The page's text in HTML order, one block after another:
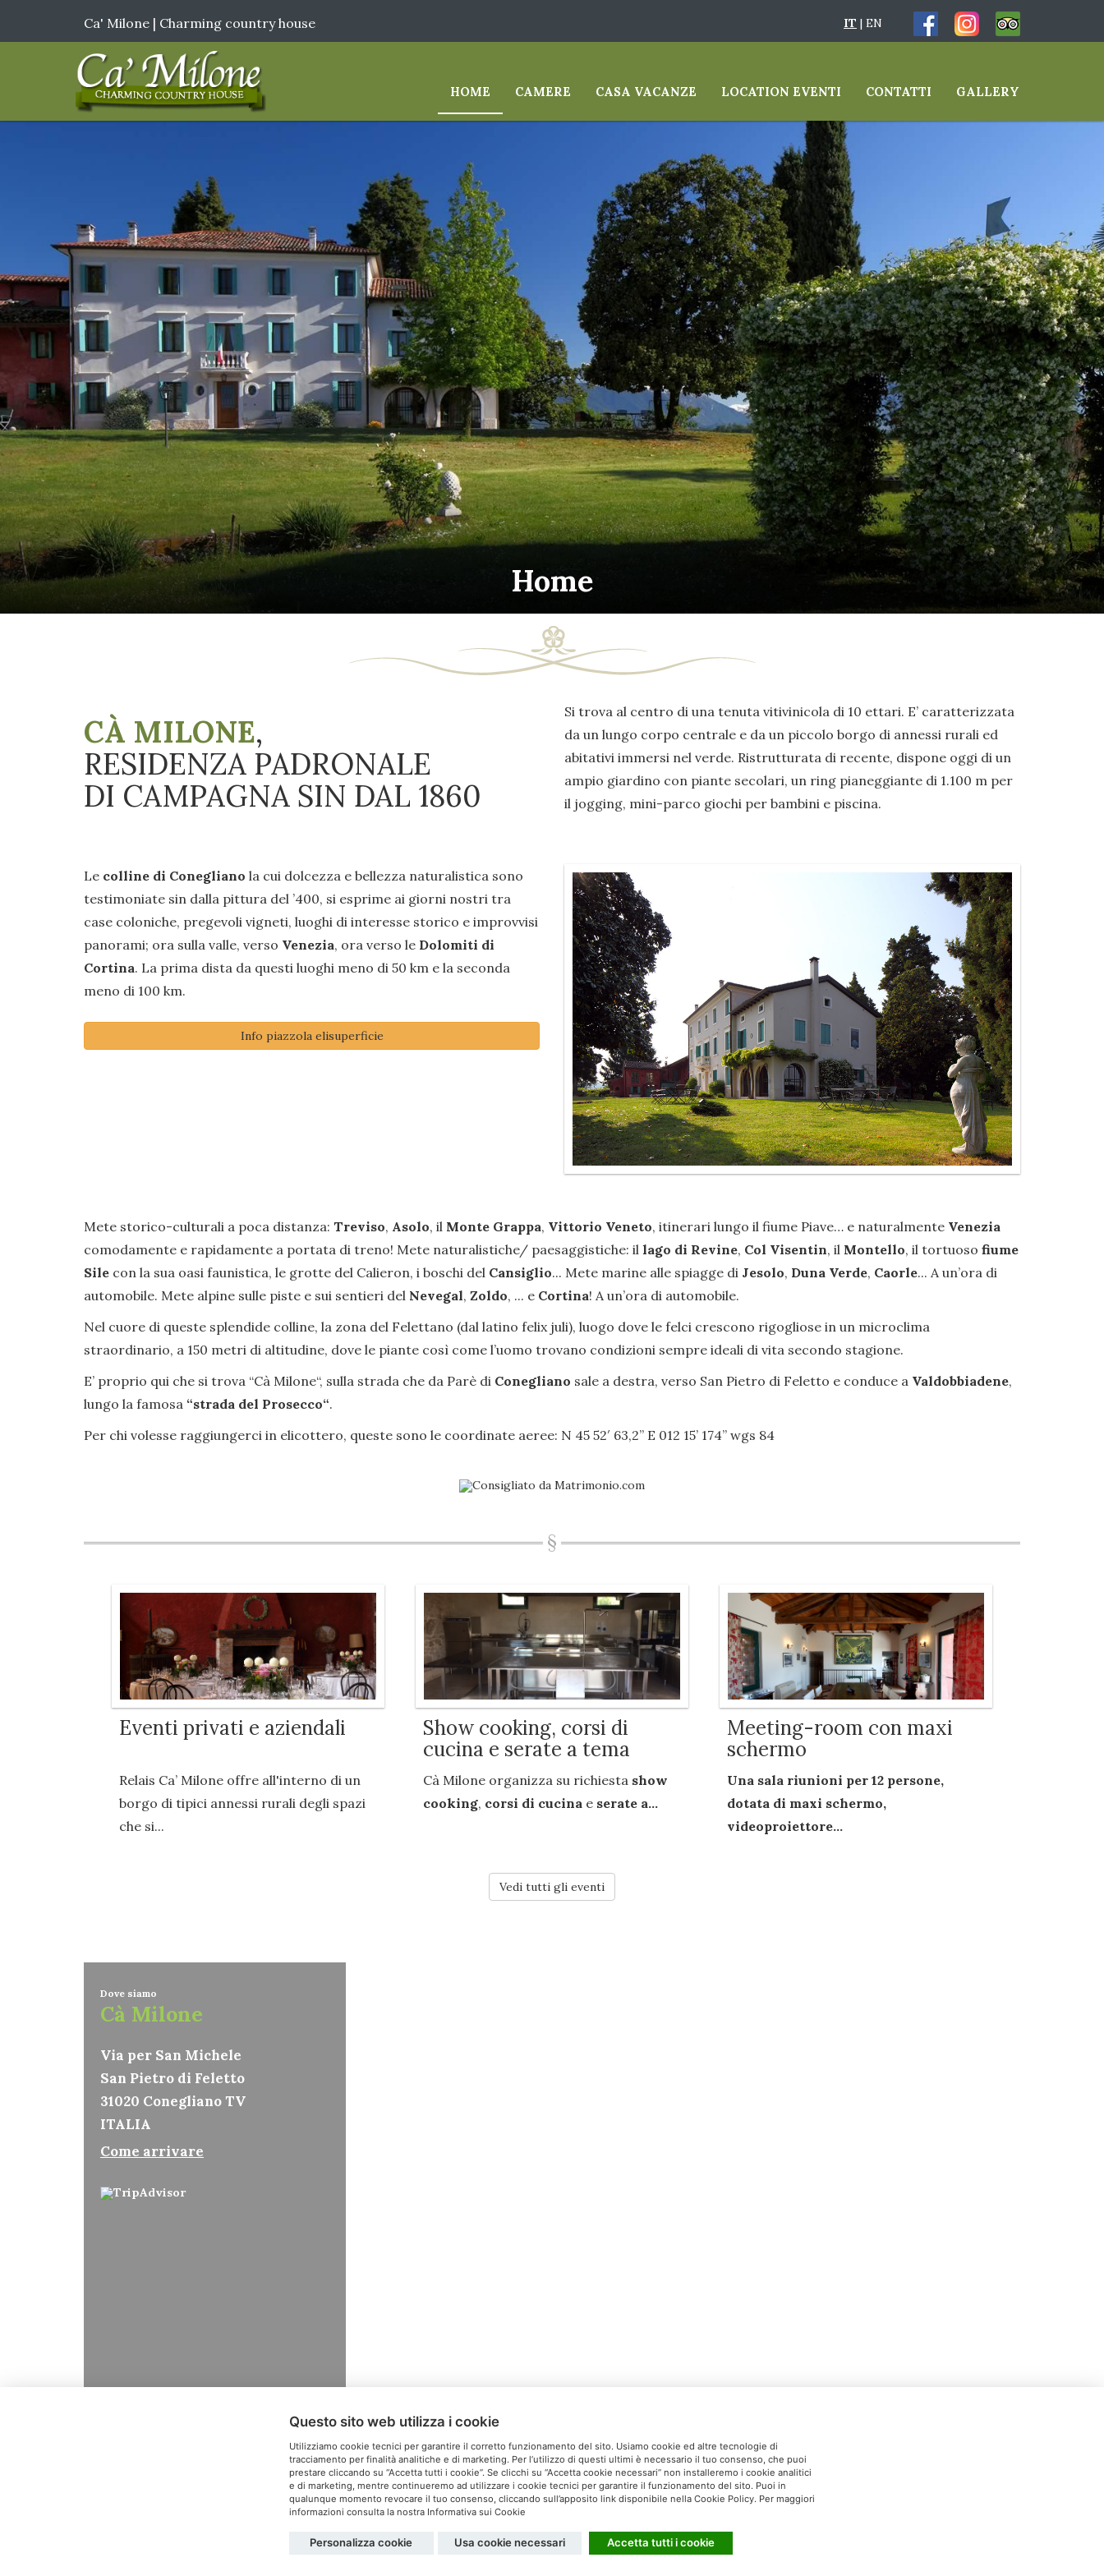
Ca' Milone | Charming country house IT | EN
HOME CAMERE CASA VACANZE LOCATION EVENTI CONTATTI GALLERY
Home
CÀ MILONE,
RESIDENZA PADRONALE
DI CAMPAGNA SIN DAL 1860
Si trova al centro di una tenuta vitivinicola di 10 ettari. E’ caratterizzata
da un lungo corpo centrale e da un piccolo borgo di annessi rurali ed
abitativi immersi nel verde. Ristrutturata di recente, dispone oggi di un
ampio giardino con piante secolari, un ring pianeggiante di 1.100 m per
il jogging, mini-parco giochi per bambini e piscina.
Le colline di Conegliano la cui dolcezza e bellezza naturalistica sono
testimoniate sin dalla pittura del ’400, si esprime ai giorni nostri tra
case coloniche, pregevoli vigneti, luoghi di interesse storico e improvvisi
panorami; ora sulla valle, verso Venezia, ora verso le Dolomiti di
Cortina. La prima dista da questi luoghi meno di 50 km e la seconda
meno di 100 km.
Info piazzola elisuperficie
Mete storico-culturali a poca distanza: Treviso, Asolo, il Monte Grappa, Vittorio Veneto, itinerari lungo il fiume Piave… e naturalmente Venezia
comodamente e rapidamente a portata di treno! Mete naturalistiche/ paesaggistiche: il lago di Revine, Col Visentin, il Montello, il tortuoso fiume
Sile con la sua oasi faunistica, le grotte del Calieron, i boschi del Cansiglio... Mete marine alle spiagge di Jesolo, Duna Verde, Caorle... A un’ora di
automobile. Mete alpine sulle piste e sui sentieri del Nevegal, Zoldo, ... e Cortina! A un’ora di automobile.
Nel cuore di queste splendide colline, la zona del Felettano (dal latino felix juli), luogo dove le felci crescono rigogliose in un microclima
straordinario, a 150 metri di altitudine, dove le piante così come l’uomo trovano condizioni sempre ideali di vita secondo stagione.
E’ proprio qui che si trova “Cà Milone“, sulla strada che da Parè di Conegliano sale a destra, verso San Pietro di Feletto e conduce a Valdobbiadene,
lungo la famosa “strada del Prosecco“.
Per chi volesse raggiungerci in elicottero, queste sono le coordinate aeree: N 45 52′ 63,2” E 012 15’ 174’’ wgs 84
Eventi privati e aziendali
Relais Ca’ Milone offre all'interno di un
borgo di tipici annessi rurali degli spazi
che si...
Show cooking, corsi di
cucina e serate a tema
Cà Milone organizza su richiesta show
cooking, corsi di cucina e serate a...
Meeting-room con maxi
schermo
Una sala riunioni per 12 persone,
dotata di maxi schermo,
videoproiettore...
Vedi tutti gli eventi
Dove siamo
Cà Milone
Via per San Michele
San Pietro di Feletto
31020 Conegliano TV
ITALIA
Come arrivare
Relais Ca’Milone
Via San Michele, 60 S. Pietro di Feletto (TV)
Tel. 0438 60037 - Cell. 340 5179608 -info@camilone.com
Privacy
Questo sito web utilizza i cookie
Utilizziamo cookie tecnici per garantire il corretto funzionamento del sito. Usiamo cookie ed altre tecnologie di
tracciamento per finalità analitiche e di marketing. Per l’utilizzo di questi ultimi è necessario il tuo consenso, che puoi
prestare cliccando su “Accetta tutti i cookie”. Se clicchi su “Accetta cookie necessari” non installeremo i cookie analitici
e di marketing, mentre continueremo ad utilizzare i cookie tecnici per garantire il funzionamento del sito. Puoi in
qualunque momento revocare il tuo consenso, cliccando sull’apposito link disponibile nella Cookie Policy. Per maggiori
informazioni consulta la nostra Informativa sui Cookie
Usa cookie necessari
Personalizza cookie Accetta tutti i cookie